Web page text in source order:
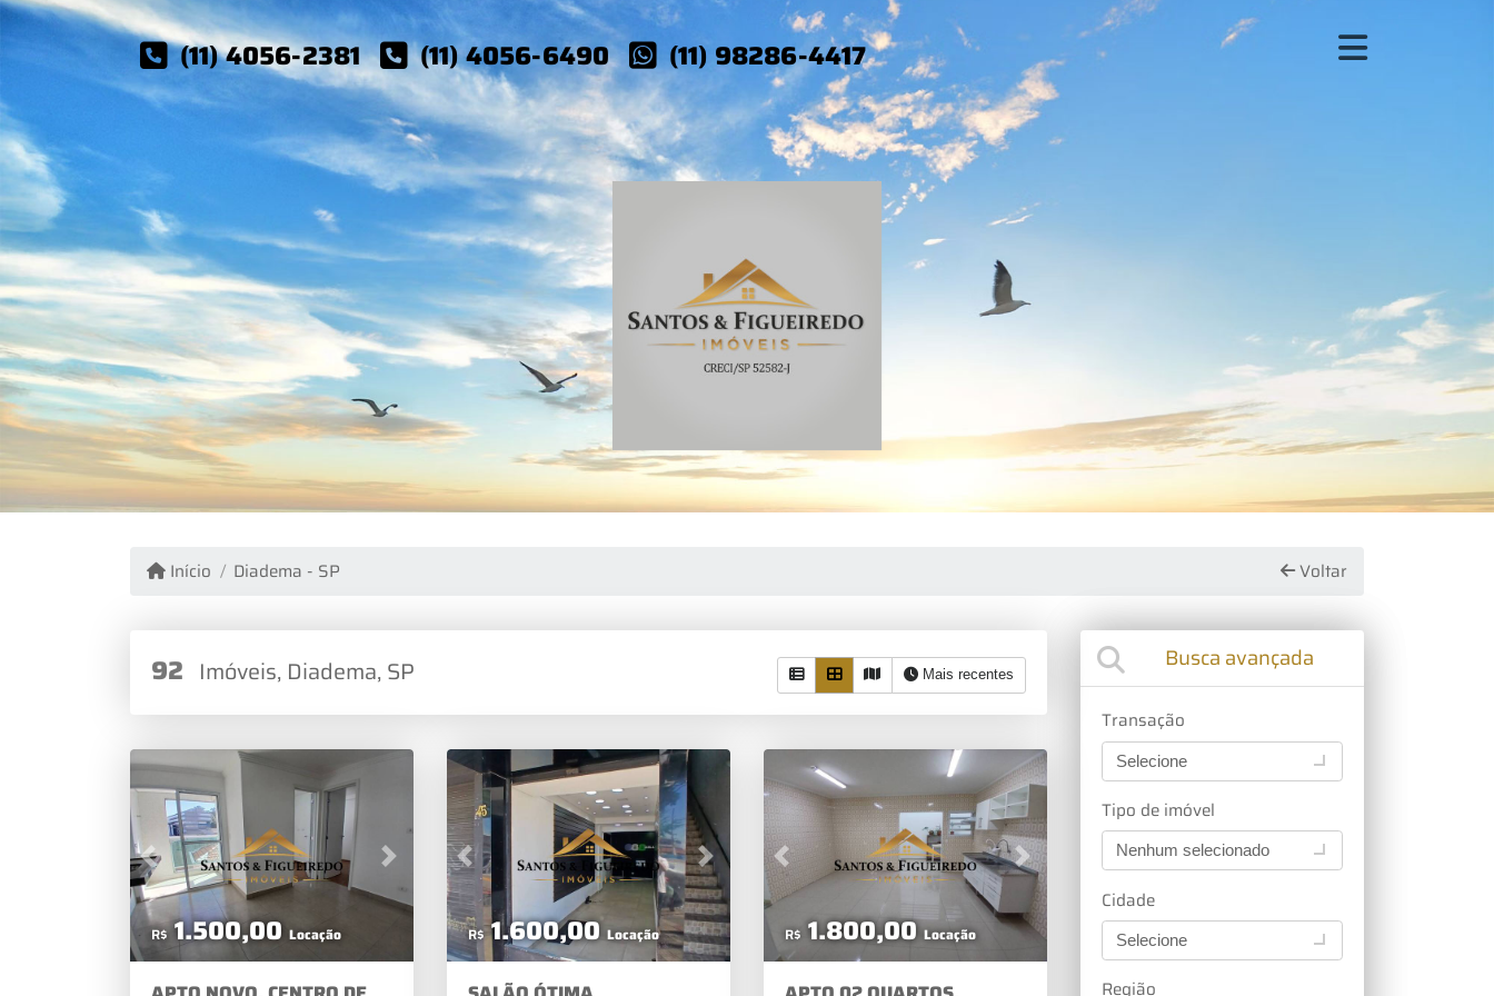
(11) 4056-2381 (11) 4056-6490 (11) 98286-4417
Início Diadema - SP Voltar
Busca avançada
Transação
Selecione
Tipo de imóvel
Nenhum selecionado
Cidade
Selecione
Região
92 Imóveis, Diadema, SP Mais recentes
Previous Next
R$1.500,00Locação
Previous Next
R$1.600,00Locação
Previous Next
R$1.800,00Locação